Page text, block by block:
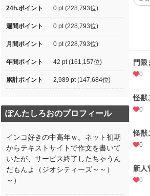
門
0
怪獣
0
怪獣
0
新人
0
24h.ポイント 0 pt (228,793位)
週間ポイント 0 pt (228,793位)
月間ポイント 0 pt (228,793位)
年間ポイント 42 pt (161,157位)
累計ポイント 2,989 pt (147,684位)
ぽんたしろおのプロフィール
インコ好きの中高年ｗ。ネット初期
からテキストサイトで作文を書いて
いたが、サービス終了したちゃうん
だもんよ（ジオシティーズ～～）
～）